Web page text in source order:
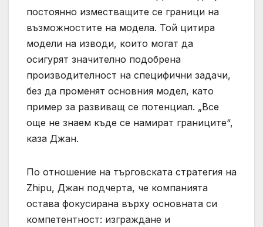
постоянно изместващите се граници на
възможностите на модела. Той цитира
модели на изводи, които могат да
осигурят значително подобрена
производителност на специфични задачи,
без да променят основния модел, като
пример за развиващ се потенциал. „Все
още не знаем къде се намират границите“,
каза Джан.
По отношение на търговската стратегия на
Zhipu, Джан подчерта, че компанията
остава фокусирана върху основната си
компетентност: изграждане и